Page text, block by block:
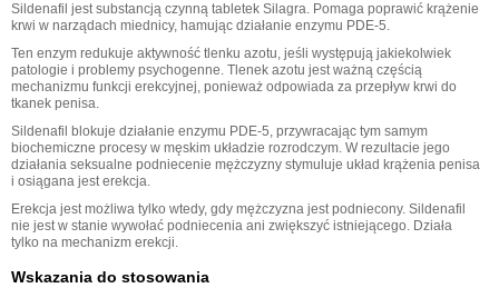
Sildenafil jest substancją czynną tabletek Silagra. Pomaga poprawić krążenie
krwi w narządach miednicy, hamując działanie enzymu PDE-5.
Ten enzym redukuje aktywność tlenku azotu, jeśli występują jakiekolwiek
patologie i problemy psychogenne. Tlenek azotu jest ważną częścią
mechanizmu funkcji erekcyjnej, ponieważ odpowiada za przepływ krwi do
tkanek penisa.
Sildenafil blokuje działanie enzymu PDE-5, przywracając tym samym
biochemiczne procesy w męskim układzie rozrodczym. W rezultacie jego
działania seksualne podniecenie mężczyzny stymuluje układ krążenia penisa
i osiągana jest erekcja.
Erekcja jest możliwa tylko wtedy, gdy mężczyzna jest podniecony. Sildenafil
nie jest w stanie wywołać podniecenia ani zwiększyć istniejącego. Działa
tylko na mechanizm erekcji.
Wskazania do stosowania